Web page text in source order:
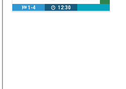
1-4 12:30